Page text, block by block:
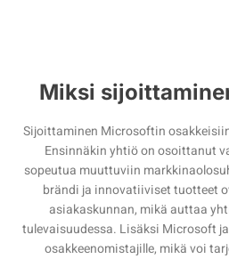
Miksi
Sijoittaminen Microsoftin
Ensinnäkin yhtiö on osoittanut
sopeutua muuttuviin
brändi ja innovatiiviset tuotteet
asiakaskunnan, mikä auttaa
tulevaisuudessa. Lisäksi Microsoft
osakkeenomistajille, mikä voi